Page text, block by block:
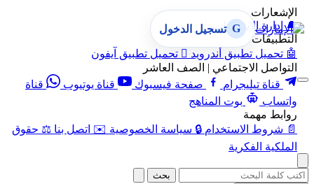
الإشعارات
🔔 إدارة الإشعارات
التطبيقات
🤖 تحميل تطبيق أندرويد  تحميل تطبيق آيفون
التواصل الاجتماعي | الصف العاشر
قناة تيليجرام
صفحة فيسبوك قناة يوتيوب
قناة
واتساب
بوت المناهج
روابط مهمة
📄 شروط الاستخدام 🔒 سياسة الخصوصية ✉️ اتصل بنا ⚖️ حقوق
الملكية الفكرية
G تسجيل الدخول
بحث